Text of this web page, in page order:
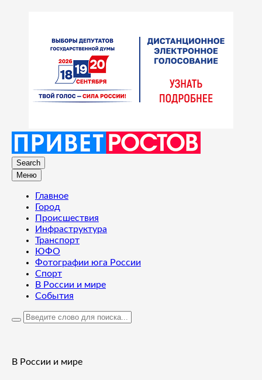
Search
Меню
Главное
Город
Происшествия
Инфраструктура
Транспорт
ЮФО
Фотографии юга России
Спорт
В России и мире
События
В России и мире